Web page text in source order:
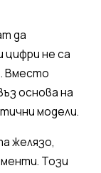
да
не са
Вместо
основа на
модели.
желязо,
Този